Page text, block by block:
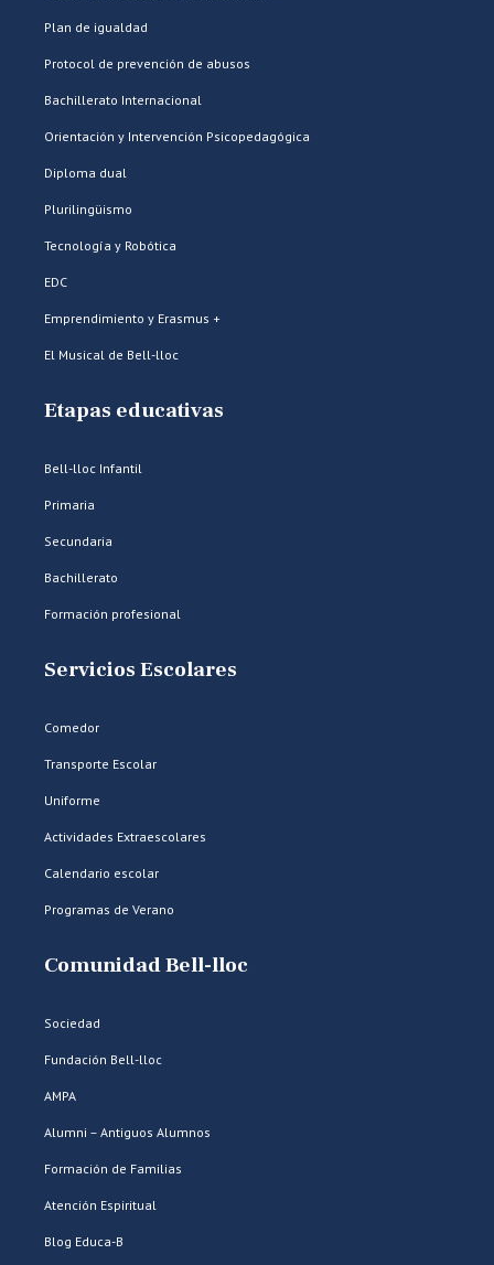
Plan de igualdad
Protocol de prevención de abusos
Bachillerato Internacional
Orientación y Intervención Psicopedagógica
Diploma dual
Plurilingüismo
Tecnología y Robótica
EDC
Emprendimiento y Erasmus +
El Musical de Bell-lloc
Etapas educativas
Bell-lloc Infantil
Primaria
Secundaria
Bachillerato
Formación profesional
Servicios Escolares
Comedor
Transporte Escolar
Uniforme
Actividades Extraescolares
Calendario escolar
Programas de Verano
Comunidad Bell-lloc
Sociedad
Fundación Bell-lloc
AMPA
Alumni – Antiguos Alumnos
Formación de Familias
Atención Espiritual
Blog Educa-B